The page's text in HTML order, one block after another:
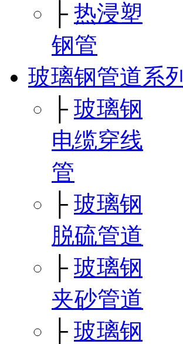
├ 热浸塑
钢管
玻璃钢管道系列
├ 玻璃钢
电缆穿线
管
├ 玻璃钢
脱硫管道
├ 玻璃钢
夹砂管道
├ 玻璃钢